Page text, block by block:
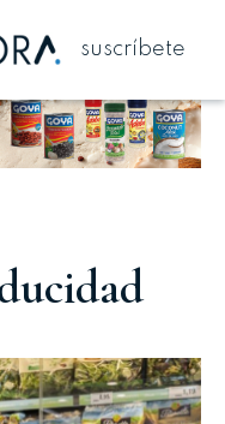
suscríbete